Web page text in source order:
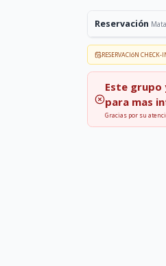
Reservación
RESERVACIóN CHECK-
Este grupo
para mas
Gracias por su